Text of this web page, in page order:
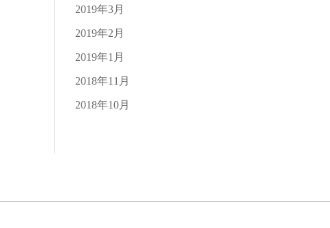
2019年3月
2019年2月
2019年1月
2018年11月
2018年10月